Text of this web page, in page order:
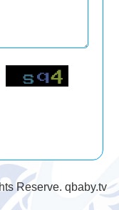
Reserve. qbaby.tv